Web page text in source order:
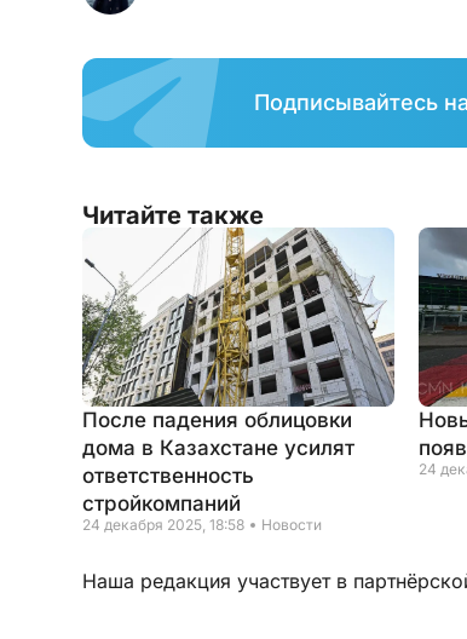
Подписывайтесь
Читайте также
После падения облицовки
дома в Казахстане усилят
ответственность
стройкомпаний
24 декабря 2025, 18:58 Новости
24
Наша редакция участвует в